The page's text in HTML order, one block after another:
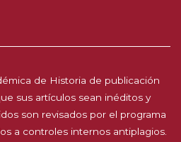
de Historia de publicación
sus artículos sean inéditos y
son revisados por el programa
a controles internos antiplagios.